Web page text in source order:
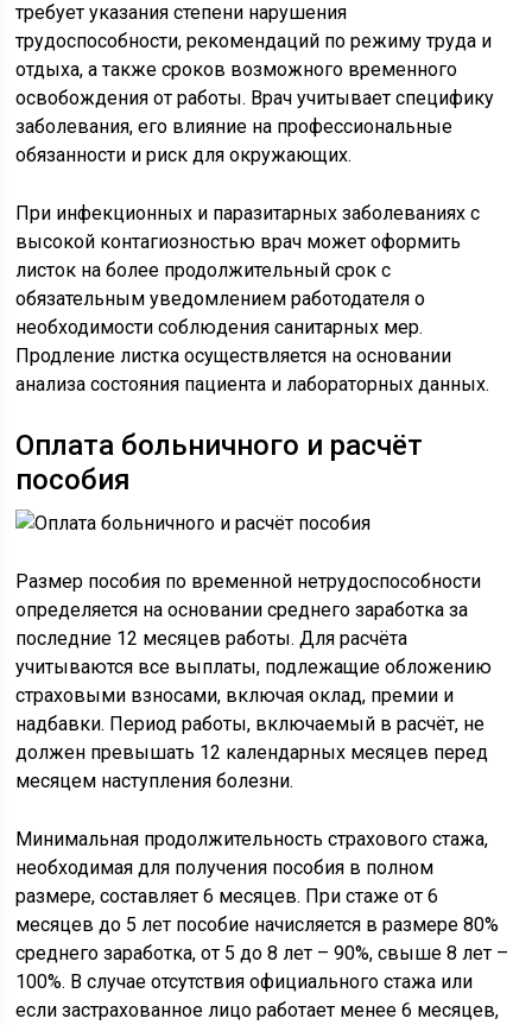
требует указания степени нарушения
трудоспособности, рекомендаций по режиму труда и
отдыха, а также сроков возможного временного
освобождения от работы. Врач учитывает специфику
заболевания, его влияние на профессиональные
обязанности и риск для окружающих.
При инфекционных и паразитарных заболеваниях с
высокой контагиозностью врач может оформить
листок на более продолжительный срок с
обязательным уведомлением работодателя о
необходимости соблюдения санитарных мер.
Продление листка осуществляется на основании
анализа состояния пациента и лабораторных данных.
Оплата больничного и расчёт
пособия
Размер пособия по временной нетрудоспособности
определяется на основании среднего заработка за
последние 12 месяцев работы. Для расчёта
учитываются все выплаты, подлежащие обложению
страховыми взносами, включая оклад, премии и
надбавки. Период работы, включаемый в расчёт, не
должен превышать 12 календарных месяцев перед
месяцем наступления болезни.
Минимальная продолжительность страхового стажа,
необходимая для получения пособия в полном
размере, составляет 6 месяцев. При стаже от 6
месяцев до 5 лет пособие начисляется в размере 80%
среднего заработка, от 5 до 8 лет – 90%, свыше 8 лет –
100%. В случае отсутствия официального стажа или
если застрахованное лицо работает менее 6 месяцев,